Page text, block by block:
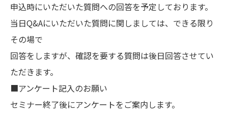
申込時にいただいた質問への回答を予定しております。
当日Q&Aにいただいた質問に関しましては、できる限り
その場で
回答をしますが、確認を要する質問は後日回答させてい
ただきます。
■アンケート記入のお願い
セミナー終了後にアンケートをご案内します。